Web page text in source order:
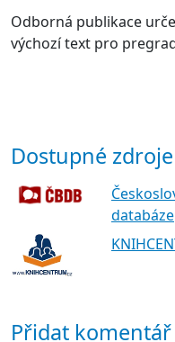
Odborná publikace
výchozí text pro
Dostupné zdroje
databáze
Přidat